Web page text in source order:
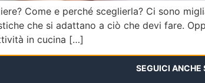
Come e perché sceglierla? Ci sono
che si adattano a ciò che devi fare.
in cucina […]
SEGUICI ANCHE